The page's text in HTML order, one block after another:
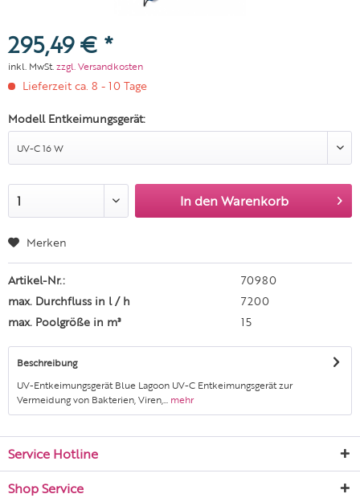
295,49 € *
inkl. MwSt. zzgl. Versandkosten
Lieferzeit ca. 8 - 10 Tage
Modell Entkeimungsgerät:
In den Warenkorb
Merken
Artikel-Nr.:
70980
max. Durchfluss in l / h
7200
max. Poolgröße in m³
15
Beschreibung
UV-Entkeimungsgerät Blue Lagoon UV-C Entkeimungsgerät zur
Vermeidung von Bakterien, Viren,...
mehr
Service Hotline
Shop Service